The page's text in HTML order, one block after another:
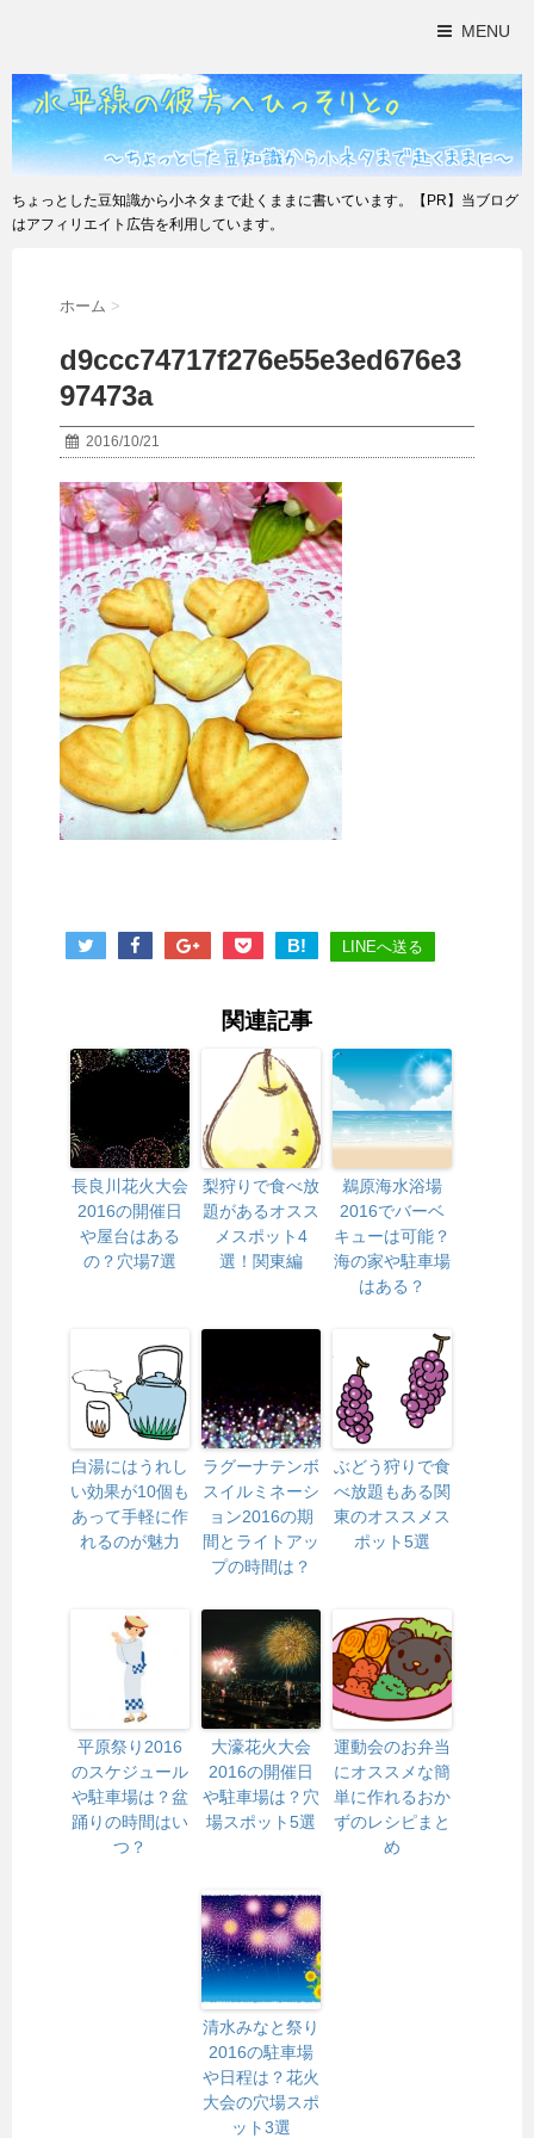
MENU
ちょっとした豆知識から小ネタまで赴くままに書いています。【PR】当ブログ
はアフィリエイト広告を利用しています。
ホーム >
d9ccc74717f276e55e3ed676e3
97473a
2016/10/21
B! LINEへ送る
関連記事
長良川花火大会
2016の開催日
や屋台はある
の？穴場7選
梨狩りで食べ放
題があるオスス
メスポット4
選！関東編
鵜原海水浴場
2016でバーベ
キューは可能？
海の家や駐車場
はある？
白湯にはうれし
い効果が10個も
あって手軽に作
れるのが魅力
ラグーナテンボ
スイルミネーシ
ョン2016の期
間とライトアッ
プの時間は？
ぶどう狩りで食
べ放題もある関
東のオススメス
ポット5選
平原祭り2016
のスケジュール
や駐車場は？盆
踊りの時間はい
つ？
大濠花火大会
2016の開催日
や駐車場は？穴
場スポット5選
運動会のお弁当
にオススメな簡
単に作れるおか
ずのレシピまと
め
清水みなと祭り
2016の駐車場
や日程は？花火
大会の穴場スポ
ット3選